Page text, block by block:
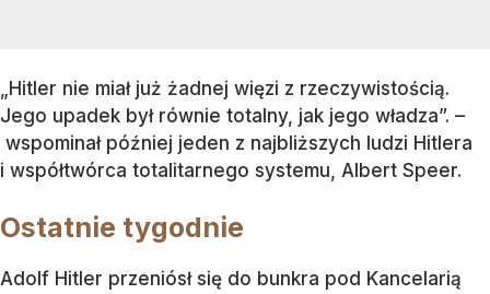
„Hitler nie miał już żadnej więzi z rzeczywistością.
Jego upadek był równie totalny, jak jego władza”. –
wspominał później jeden z najbliższych ludzi Hitlera
i współtwórca totalitarnego systemu, Albert Speer.
Ostatnie tygodnie
Adolf Hitler przeniósł się do bunkra pod Kancelarią